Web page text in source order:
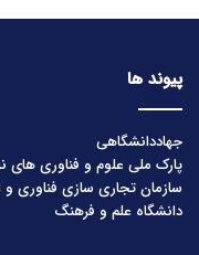
پیوند ها
جهاددانشگاهی
پارک ملی علوم و فناوری های
سازمان تجاری سازی فناوری و
دانشگاه علم و فرهنگ